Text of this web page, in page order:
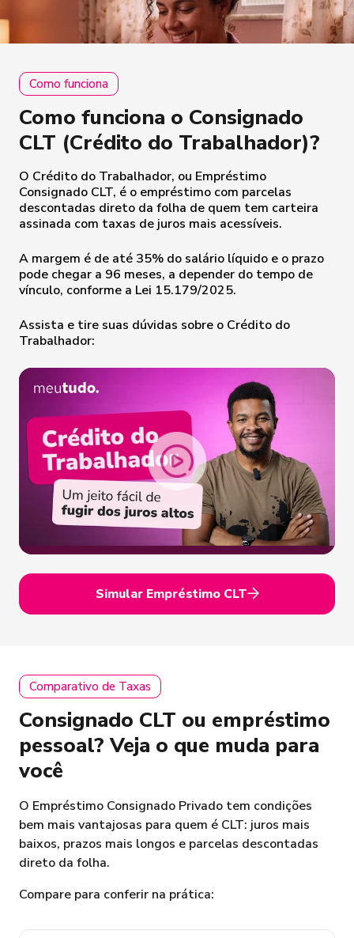
Como funciona
Como funciona o Consignado
CLT (Crédito do Trabalhador)?
O Crédito do Trabalhador, ou Empréstimo
Consignado CLT, é o empréstimo com parcelas
descontadas direto da folha de quem tem carteira
assinada com taxas de juros mais acessíveis.
A margem é de até 35% do salário líquido e o prazo
pode chegar a 96 meses, a depender do tempo de
vínculo, conforme a Lei 15.179/2025.
Assista e tire suas dúvidas sobre o Crédito do
Trabalhador:
Simular Empréstimo CLT
Comparativo de Taxas
Consignado CLT ou empréstimo
pessoal? Veja o que muda para
você
O Empréstimo Consignado Privado tem condições
bem mais vantajosas para quem é CLT: juros mais
baixos, prazos mais longos e parcelas descontadas
direto da folha.
Compare para conferir na prática: